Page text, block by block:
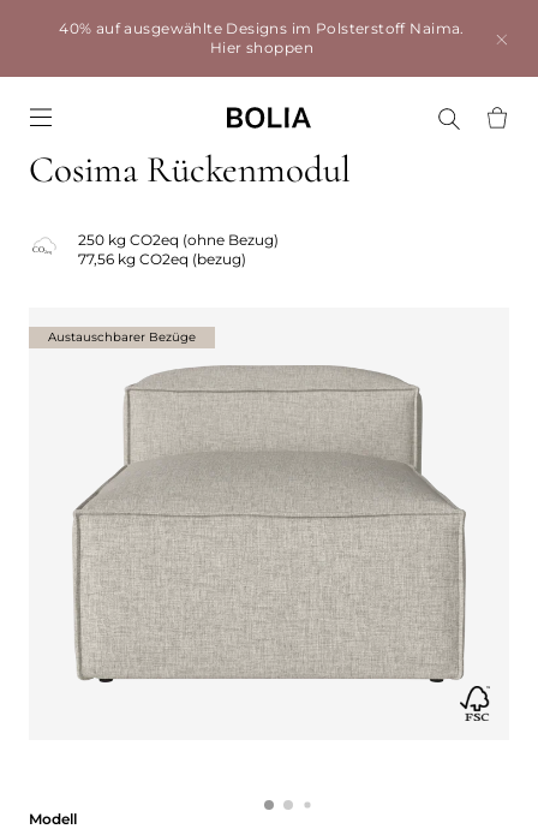
40% auf ausgewählte Designs im Polsterstoff Naima.
Hier shoppen
Cosima Rückenmodul
250 kg CO2eq (ohne Bezug)
77,56 kg CO2eq (bezug)
Modell
Austauschbarer Bezüge